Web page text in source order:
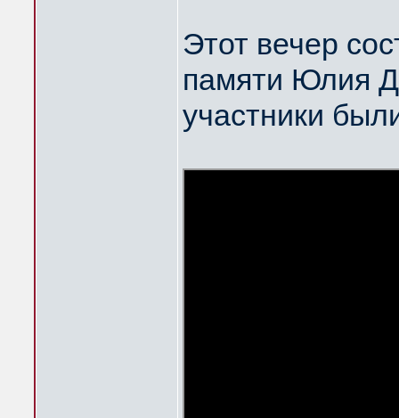
Этот вечер
памяти Юлия
участники